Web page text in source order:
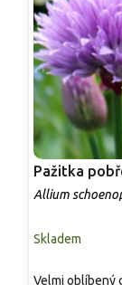
Pažitka
Allium
Skladem
Velmi oblíbený